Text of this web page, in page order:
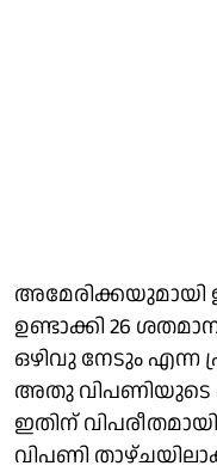
അമേരിക്കയുമായി
ഉണ്ടാക്കി 26
ഒഴിവു നേടും എന്ന
അതു വിപണിയുടെ
ഇതിന്
വിപണി